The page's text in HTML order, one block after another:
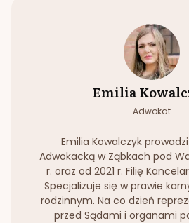
Emilia
Adwokat
Emilia Kowalczyk
Adwokacką w Ząbkach pod
r. oraz od 2021 r. Filię
Specjalizuje się w prawie
rodzinnym. Na co dzień
przed Sądami i organami